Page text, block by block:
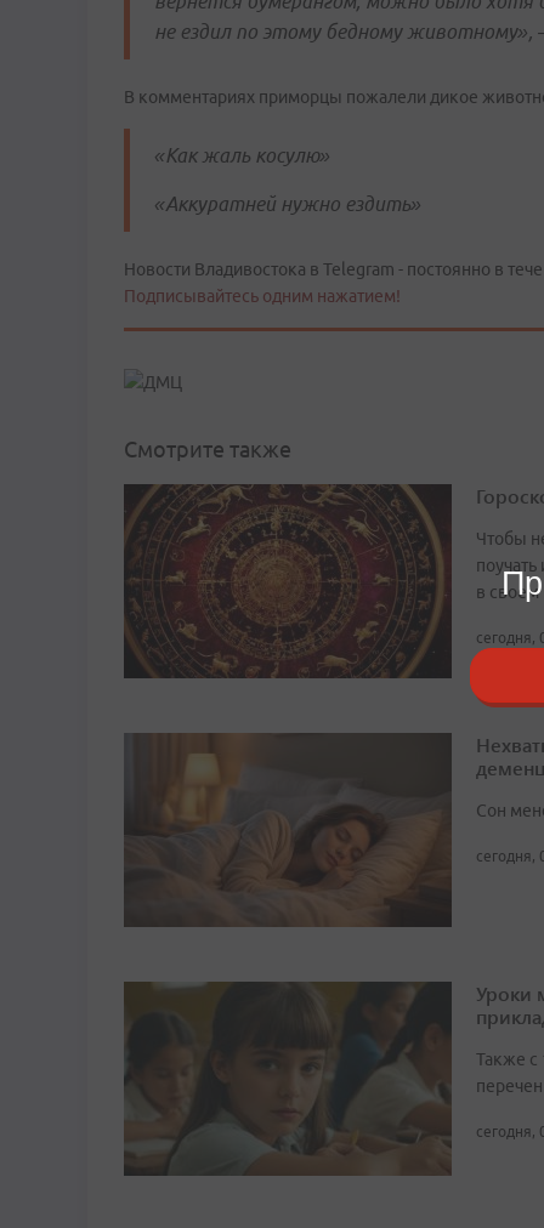
не ездил по этому бедному животному»,
В комментариях приморцы пожалели дикое
«Как жаль косулю»
«Аккуратней нужно ездить»
Новости Владивостока в Telegram - постоянно в
Подписывайтесь одним нажатием!
Смотрите также
Чтобы
в своем
сегодня,
Сон
сегодня,
Уроки
Также с
сегодня,